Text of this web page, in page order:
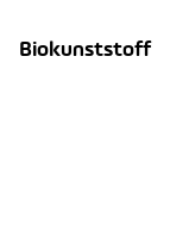
Biokunststoff